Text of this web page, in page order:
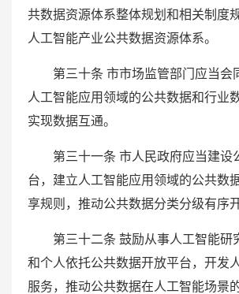
共数据资源体系整体规划和相关制度
人工智能产业公共数据资源体系。
第三十条 市市场监管部门应当会
人工智能应用领域的公共数据和行业
实现数据互通。
第三十一条 市人民政府应当建设
台，建立人工智能应用领域的公共数
享规则，推动公共数据分类分级有序开
第三十二条 鼓励从事人工智能研
和个人依托公共数据开放平台，开发
服务，推动公共数据在人工智能场景